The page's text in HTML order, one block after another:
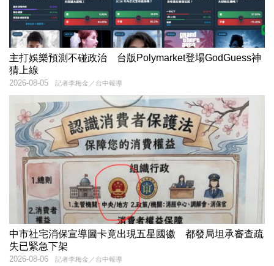
主打娛樂預測不碰政治 台版Polymarket登場GodGuess神
猜上線
記者李梅金／台中報導
2026-08-05
中市社宅消保宣導圖卡竟出現五星國徽 都發局坦承審查疏
失已緊急下架
記者李梅金／台中報導
2026-08-06